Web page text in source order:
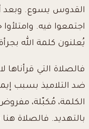
القدوس يسوع. وبعد
اجتمعوا فيه.
يُعلنون كلمة الله
فالصلاة التي قرأناها
ضد التلاميذ بسبب
الكلمة، مُكبّلة،
بالتهديد. فالصلاة